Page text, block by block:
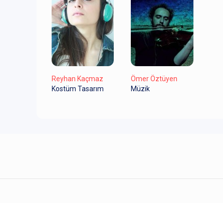
Reyhan Kaçmaz
Kostüm Tasarım
Ömer Öztüyen
Müzik